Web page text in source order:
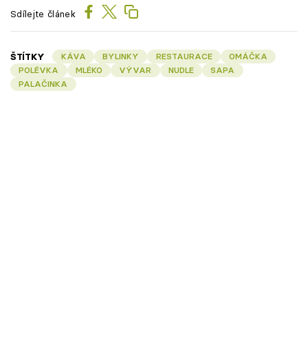
Sdílejte článek
ŠTÍTKY KÁVA BYLINKY RESTAURACE
OMÁČKA
POLÉVKA
MLÉKO VÝVAR NUDLE
SAPA
PALAČINKA